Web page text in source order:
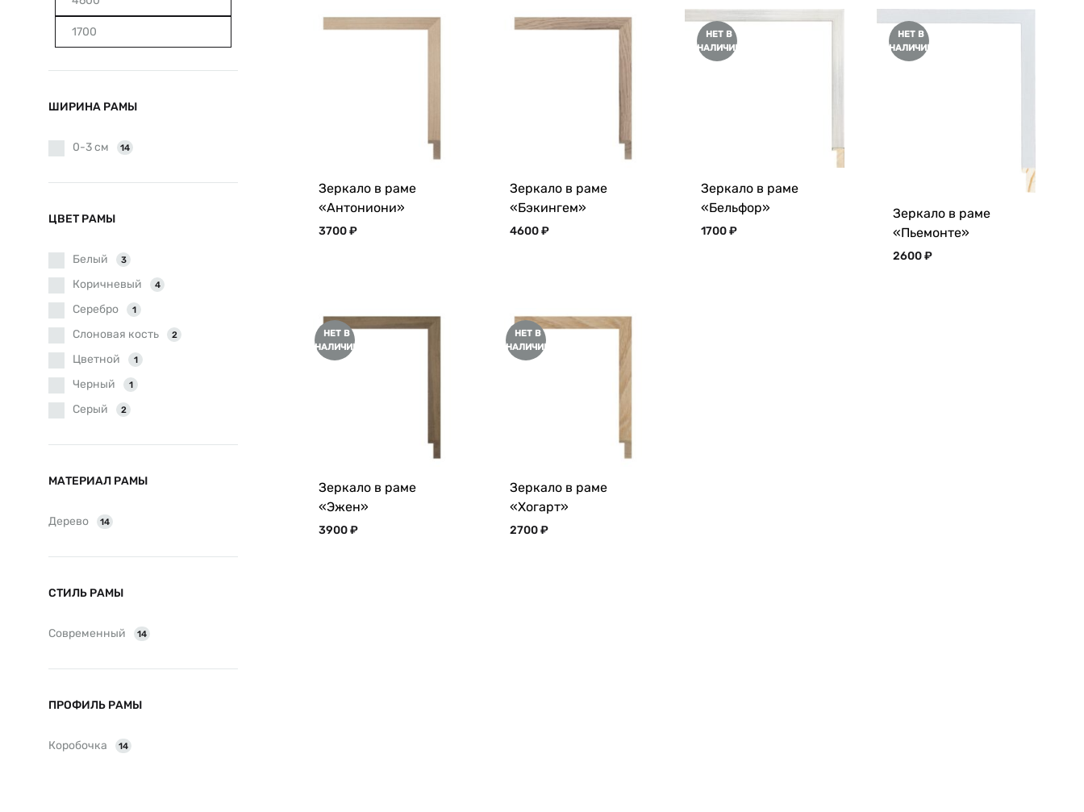
Зеркало в раме
«Антониони»
3700₽
Зеркало в раме
«Бэкингем»
4600₽
НЕТ В
НАЛИЧИИ
Зеркало в раме
«Бельфор»
1700₽
НЕТ В
НАЛИЧИИ
Зеркало в раме
«Пьемонте»
2600₽
НЕТ В
НАЛИЧИИ
Зеркало в раме
«Эжен»
3900₽
НЕТ В
НАЛИЧИИ
Зеркало в раме
«Хогарт»
2700₽
ШИРИНА РАМЫ
0-3 см 14
ЦВЕТ РАМЫ
Белый 3
Коричневый 4
Серебро 1
Слоновая кость 2
Цветной 1
Черный 1
Серый 2
МАТЕРИАЛ РАМЫ
Дерево 14
СТИЛЬ РАМЫ
Современный 14
ПРОФИЛЬ РАМЫ
Коробочка 14